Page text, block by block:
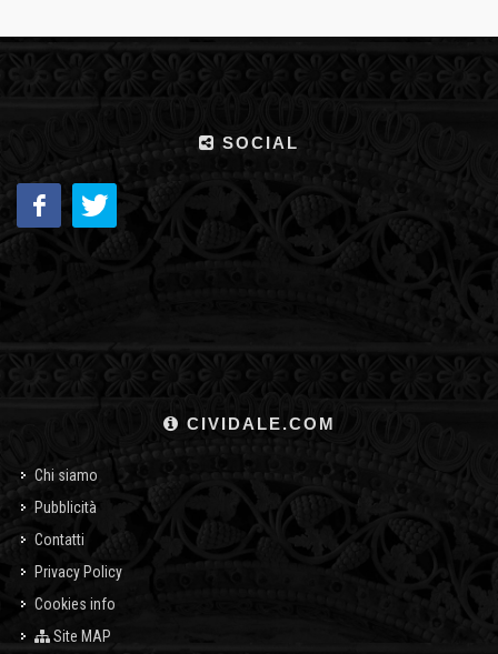
SOCIAL
CIVIDALE.COM
Chi siamo
Pubblicità
Contatti
Privacy Policy
Cookies info
Site MAP